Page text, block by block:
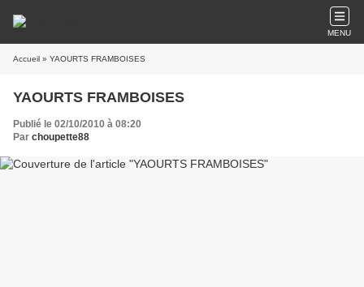
MENU
Accueil » YAOURTS FRAMBOISES
YAOURTS FRAMBOISES
Publié le 02/10/2010 à 08:20
Par choupette88